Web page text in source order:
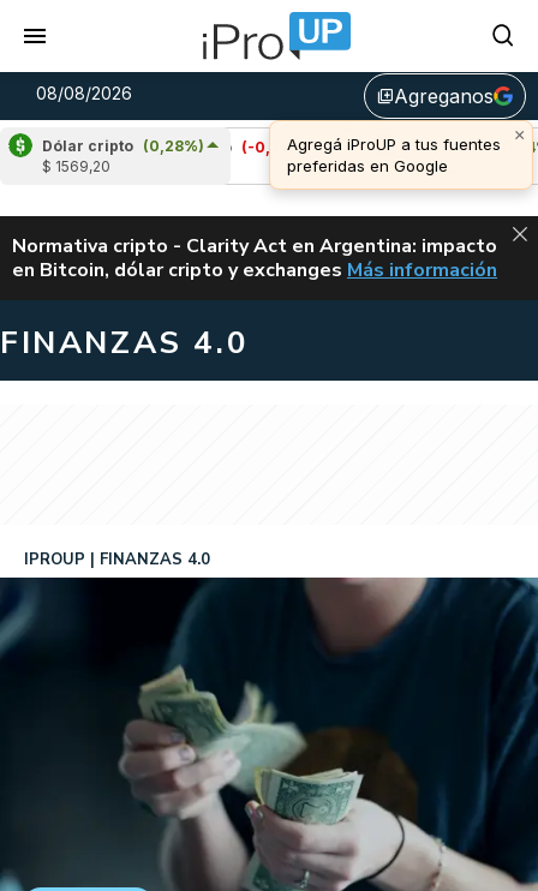
08/08/2026 library_addAgreganos
×
Agregá iProUP a tus fuentes
preferidas en Google
Dólar cripto (0,28%)
$ 1569,20
Cardano (-0,71%)
Avalanche
(0,34%)
u$s 6,53
ALERTA
Normativa cripto - Clarity Act en Argentina: impacto
en Bitcoin, dólar cripto y exchanges CLARITY ACT EN
Más información
FINANZAS 4.0
IPROUP FINANZAS 4.0